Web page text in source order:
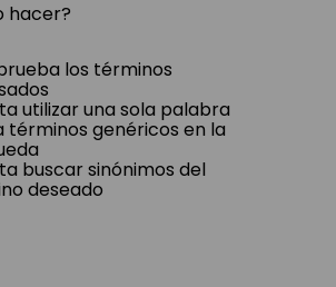
hacer?
los términos
utilizar una sola palabra
términos genéricos en la
buscar sinónimos del
deseado